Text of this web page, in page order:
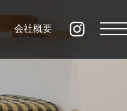
会社概要